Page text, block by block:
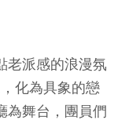
老派感的浪漫氛
化為具象的戀
為舞台，團員們